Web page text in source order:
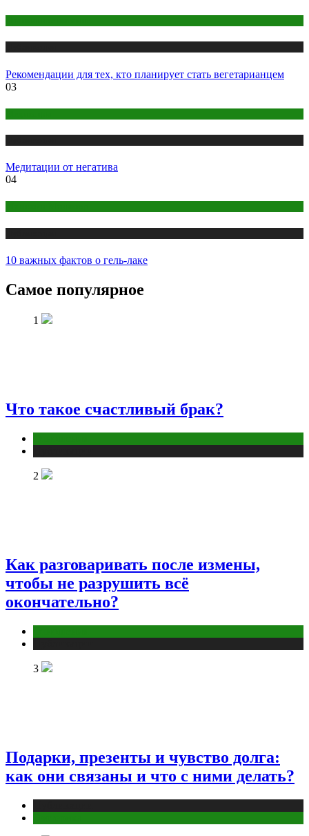
Рекомендации для тех, кто планирует стать вегетарианцем
03
Медитации от негатива
04
10 важных фактов о гель-лаке
Самое популярное
1
Что такое счастливый брак?
2
Как разговаривать после измены,
чтобы не разрушить всё
окончательно?
3
Подарки, презенты и чувство долга:
как они связаны и что с ними делать?